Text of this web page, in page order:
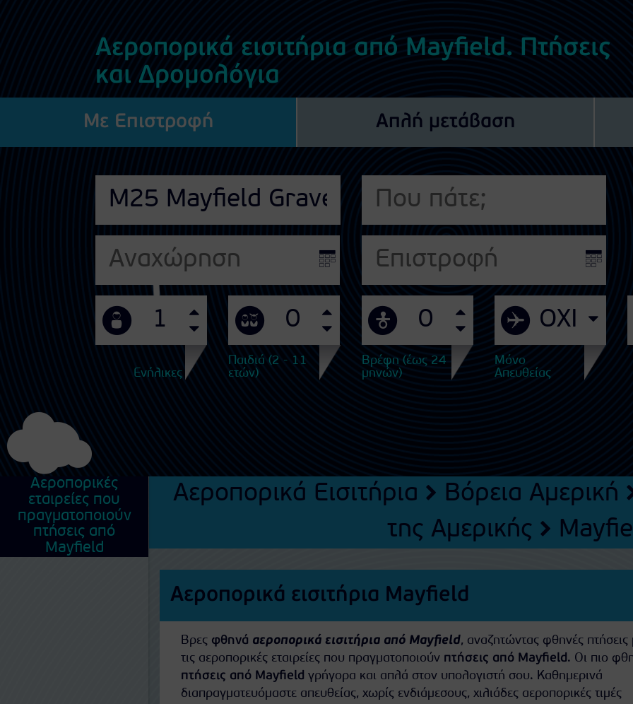
Αεροπορικά εισιτήρια από Mayfield. Πτήσεις
και Δρομολόγια
Με Επιστροφή Απλή μετάβαση
Ενήλικες
Παιδιά (2 - 11
ετών)
Βρέφη (έως 24
μηνών)
Μόνο
Απευθείας
Αεροπορικές
εταιρείες που
πραγματοποιούν
πτήσεις από
Mayfield
Αεροπορικά Εισιτήρια Βόρεια Αμερική
της Αμερικής
Αεροπορικά εισιτήρια Mayfield
Βρες φθηνά αεροπορικά εισιτήρια από Mayfield, αναζητώντας φθηνές πτήσεις
τις αεροπορικές εταιρείες που πραγματοποιούν πτήσεις από Mayfield. Οι πιο
πτήσεις από Mayfield γρήγορα και απλά στον υπολογιστή σου. Καθημερινά
διαπραγματευόμαστε απευθείας, χωρίς ενδιάμεσους, χιλιάδες αεροπορικές τιμές